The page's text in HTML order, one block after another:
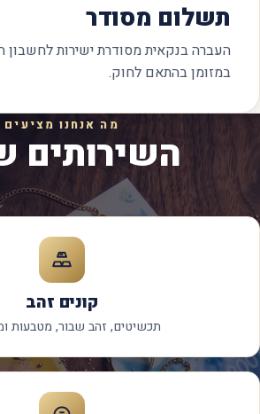
תשלום מסודר
העברה בנקאית מסודרת ישירות
במזומן בהתאם לחוק.
מה אנחנו מציעים
השירותים
קונים זהב
תכשיטים, זהב שבור, מטבעות